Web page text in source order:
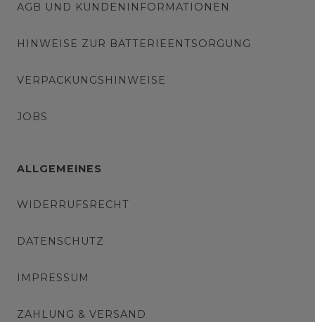
AGB UND KUNDENINFORMATIONEN
HINWEISE ZUR BATTERIEENTSORGUNG
VERPACKUNGSHINWEISE
JOBS
ALLGEMEINES
WIDERRUFSRECHT
DATENSCHUTZ
IMPRESSUM
ZAHLUNG & VERSAND